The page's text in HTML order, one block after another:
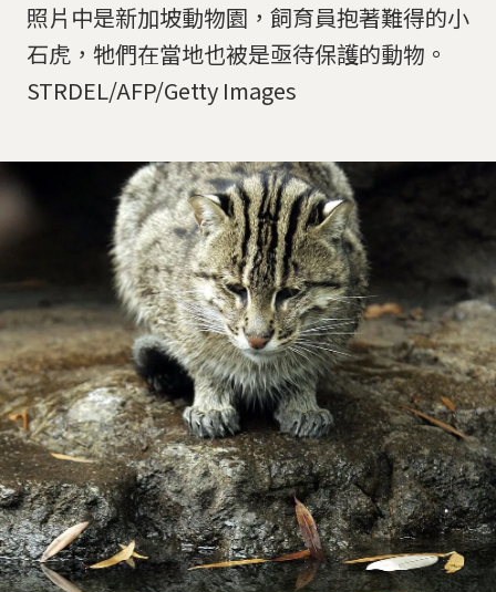
照片中是新加坡動物園，飼育員抱著難得的小
石虎，牠們在當地也被是亟待保護的動物。
STRDEL/AFP/Getty Images